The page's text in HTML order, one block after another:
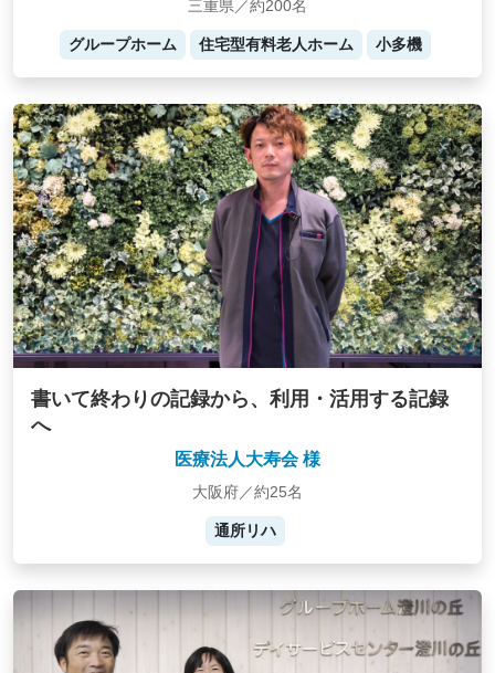
三重県／約200名
グループホーム 住宅型有料老人ホーム 小多機
書いて終わりの記録から、利用・活用する記録
へ
医療法人大寿会 様
大阪府／約25名
通所リハ